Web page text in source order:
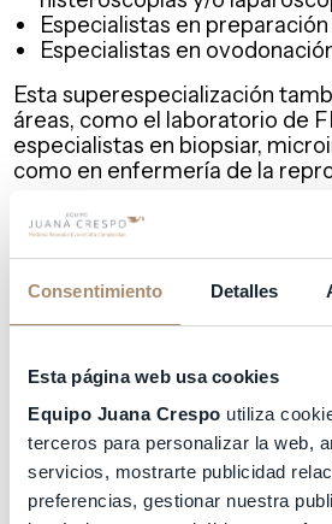
Consentimiento Detalles
Esta página web usa cookies
Equipo Juana Crespo utiliza
terceros para personalizar la web,
servicios, mostrarte publicidad
preferencias, gestionar nuestra
Especialistas en
Especialistas en
Esta superespecialización
áreas, como el laboratorio de
especialistas en biopsiar,
como en enfermería de la
¿Cuáles son los principales
requieren tratamientos de
Algunas de las patologías más
Maternidad a partir de los 40
Pacientes con mal
Endometriosis
Baja reserva ovárica por
ovárico prematuro